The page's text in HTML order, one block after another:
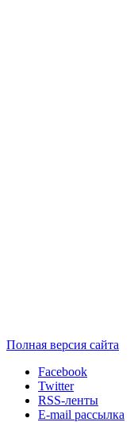
Полная версия сайта
Facebook
Twitter
RSS-ленты
E-mail рассылка